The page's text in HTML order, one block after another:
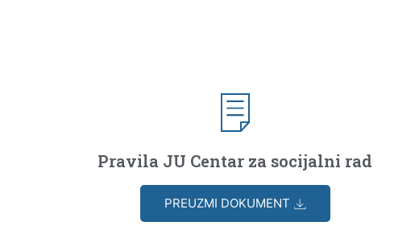
Pravila JU Centar za socijalni rad
PREUZMI DOKUMENT